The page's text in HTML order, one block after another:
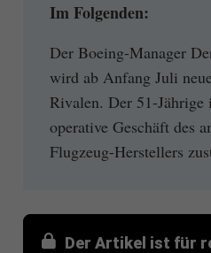
Im Folgenden:
Der Boeing-Manager
wird ab Anfang Juli
Rivalen. Der 51-Jährige
operative Geschäft des
Flugzeug-Herstellers
Der Artikel ist für